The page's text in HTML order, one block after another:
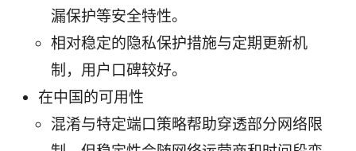
漏保护等安全特性。
相对稳定的隐私保护措施与定期更新机
制，用户口碑较好。
在中国的可用性
混淆与特定端口策略帮助穿透部分网络限